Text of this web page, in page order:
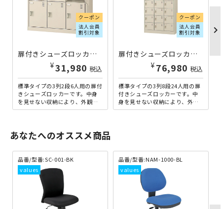
クーポン
法人会員
割引対象
扉付きシューズロッカー 3列2段6人用 錠無し W900×D380×H880 KSL-M6-K2 | 872386
¥31,980 税込
標準タイプの3列2段6人用の扉付
きシューズロッカーです。中身
を見せない収納により、外観を
損なわず、来客用のエントラン
クーポン
法人会員
割引対象
扉付きシューズロッカー 3列8段24人用 錠無し W900×D380×H1790 KSL-24T-K2 | 872433
¥ 76,980 税込
標準タイプの3列8段24人用の扉
付きシューズロッカーです。中
身を見せない収納により、外観
を損なわず、来客用のエントラ
chevron_right
あなたへのオススメ商品
品番/型番:SC-001-BK 品番/型番:NAM-1000-BL